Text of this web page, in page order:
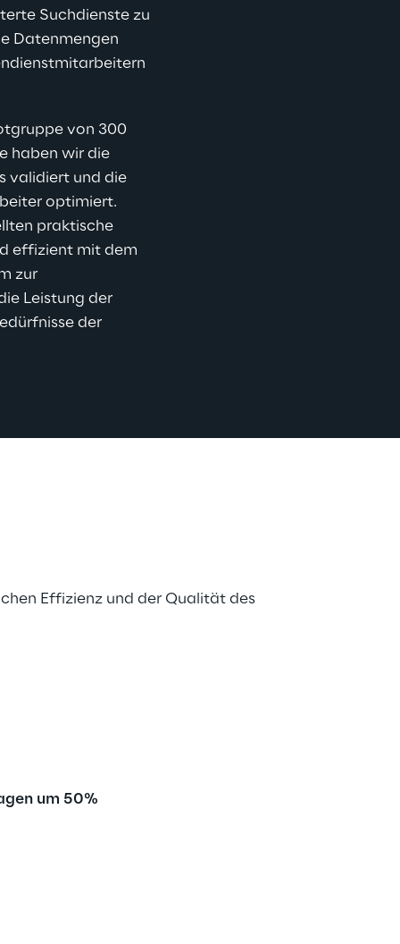
Suchdienste zu
Datenmengen
von 300
haben wir die
validiert und die
optimiert.
praktische
effizient mit dem
zur
Leistung der
der
Effizienz und der Qualität des
um 50%